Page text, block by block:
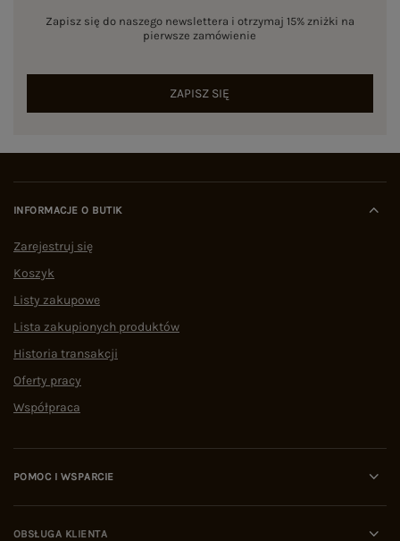
Zapisz się do naszego newslettera i otrzymaj 15% zniżki na
pierwsze zamówienie
ZAPISZ SIĘ
INFORMACJE O BUTIK
Zarejestruj się
Koszyk
Listy zakupowe
Lista zakupionych produktów
Historia transakcji
Oferty pracy
Współpraca
POMOC I WSPARCIE
OBSŁUGA KLIENTA